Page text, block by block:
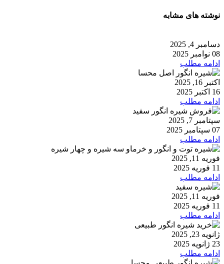
نوشته های مشابه
دسامبر 4, 2025
08 نوامبر 2025
ادامه مطلب
اکتبر 16, 2025
16 اکتبر 2025
ادامه مطلب
سپتامبر 7, 2025
07 سپتامبر 2025
ادامه مطلب
فوریه 11, 2025
11 فوریه 2025
ادامه مطلب
فوریه 11, 2025
11 فوریه 2025
ادامه مطلب
ژانویه 23, 2025
23 ژانویه 2025
ادامه مطلب